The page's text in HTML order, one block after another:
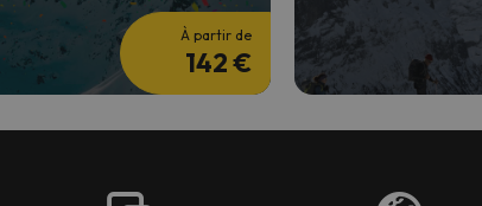
À partir de
142 €